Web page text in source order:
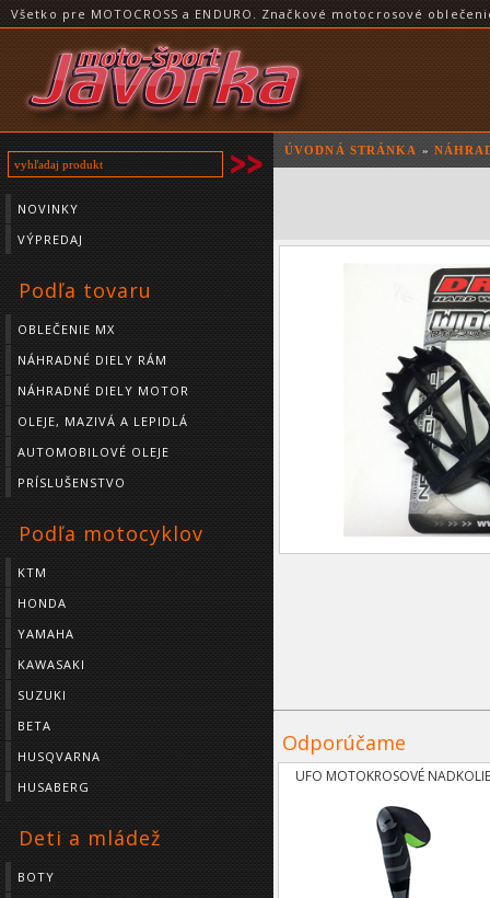
Všetko pre MOTOCROSS a ENDURO. Značkové motocrosové
NOVINKY
VÝPREDAJ
Podľa tovaru
OBLEČENIE MX
NÁHRADNÉ DIELY RÁM
NÁHRADNÉ DIELY MOTOR
OLEJE, MAZIVÁ A LEPIDLÁ
AUTOMOBILOVÉ OLEJE
PRÍSLUŠENSTVO
Podľa motocyklov
KTM
HONDA
YAMAHA
KAWASAKI
SUZUKI
BETA
HUSQVARNA
HUSABERG
Deti a mládež
BOTY
ÚVODNÁ STRÁNKA »
Odporúčame
UFO MOTOKROSOVÉ